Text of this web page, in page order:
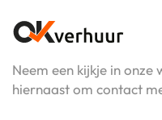
Neem een kijkje in
hiernaast om contact